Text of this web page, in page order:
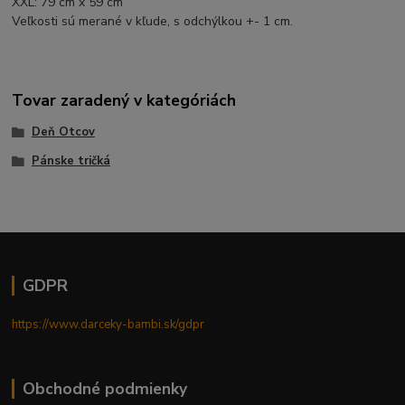
Veľkosti sú merané v kľude, s odchýlkou +- 1 cm.
Tovar zaradený v kategóriách
Deň Otcov
Pánske tričká
GDPR
https://www.darceky-bambi.sk/gdpr
Obchodné podmienky